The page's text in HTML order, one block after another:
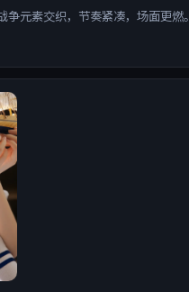
争元素交织，节奏紧凑，场面更燃。